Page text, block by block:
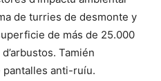
de turries de desmonte y
de más de 25.000
Tamién
pantalles anti-ruíu.